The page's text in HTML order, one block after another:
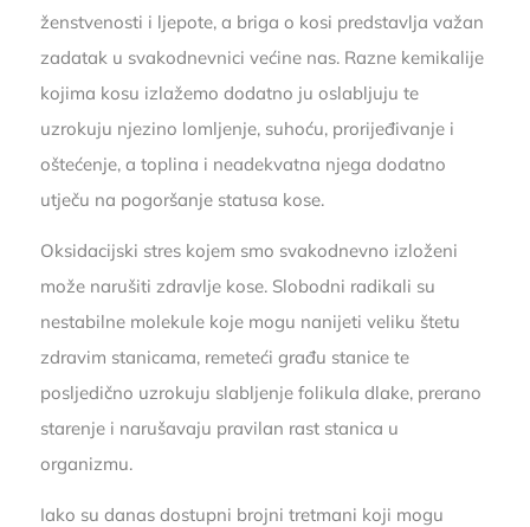
ženstvenosti i ljepote, a briga o kosi predstavlja važan
zadatak u svakodnevnici većine nas. Razne kemikalije
kojima kosu izlažemo dodatno ju oslabljuju te
uzrokuju njezino lomljenje, suhoću, prorijeđivanje i
oštećenje, a toplina i neadekvatna njega dodatno
utječu na pogoršanje statusa kose.
Oksidacijski stres kojem smo svakodnevno izloženi
može narušiti zdravlje kose. Slobodni radikali su
nestabilne molekule koje mogu nanijeti veliku štetu
zdravim stanicama, remeteći građu stanice te
posljedično uzrokuju slabljenje folikula dlake, prerano
starenje i narušavaju pravilan rast stanica u
organizmu.
Iako su danas dostupni brojni tretmani koji mogu